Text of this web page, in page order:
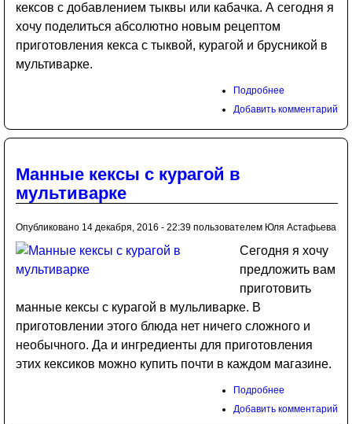
кексов с добавлением тыквы или кабачка. А сегодня я
хочу поделиться абсолютно новым рецептом
приготовления кекса с тыквой, курагой и брусникой в
мультиварке.
Подробнее
Добавить комментарий
Манные кексы с курагой в
мультиварке
Опубликовано 14 декабря, 2016 - 22:39 пользователем Юля Астафьева
Сегодня я хочу
предложить вам
приготовить
манные кексы с курагой в мульливарке. В
приготовлении этого блюда нет ничего сложного и
необычного. Да и ингредиенты для приготовления
этих кексиков можно купить почти в каждом магазине.
Подробнее
Добавить комментарий